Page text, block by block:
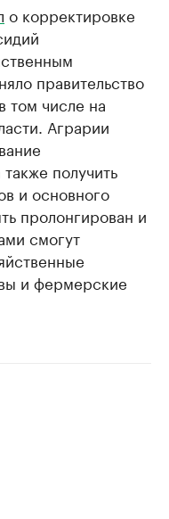
о корректировке
правительство
том числе на
Аграрии
получить
и основного
пролонгирован и
смогут
и фермерские